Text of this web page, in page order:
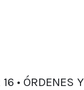
• ÓRDENES Y